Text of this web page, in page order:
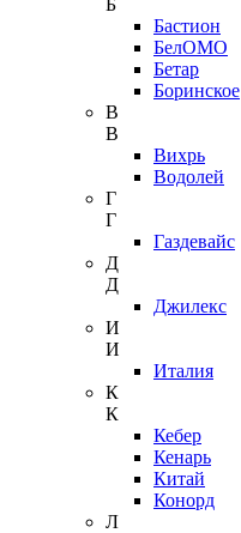
Б
Бастион
БелОМО
Бетар
Боринское
В
В
Вихрь
Водолей
Г
Г
Газдевайс
Д
Д
Джилекс
И
И
Италия
К
К
Кебер
Кенарь
Китай
Конорд
Л